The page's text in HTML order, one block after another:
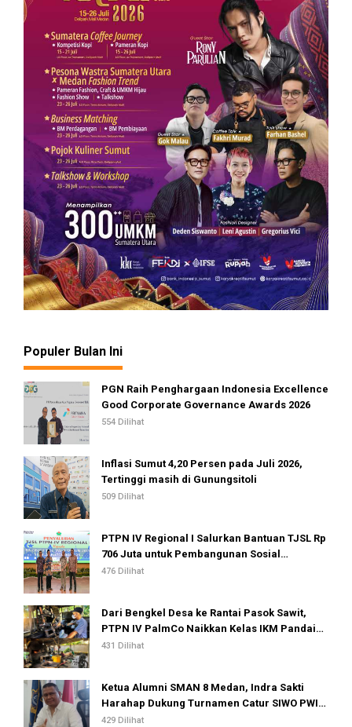
Populer Bulan Ini
PGN Raih Penghargaan Indonesia Excellence
Good Corporate Governance Awards 2026
554 Dilihat
Inflasi Sumut 4,20 Persen pada Juli 2026,
Tertinggi masih di Gunungsitoli
509 Dilihat
PTPN IV Regional I Salurkan Bantuan TJSL Rp
706 Juta untuk Pembangunan Sosial
Berkelanjutan
476 Dilihat
Dari Bengkel Desa ke Rantai Pasok Sawit,
PTPN IV PalmCo Naikkan Kelas IKM Pandai
Besi
431 Dilihat
Ketua Alumni SMAN 8 Medan, Indra Sakti
Harahap Dukung Turnamen Catur SIWO PWI
Sumut 2026
429 Dilihat